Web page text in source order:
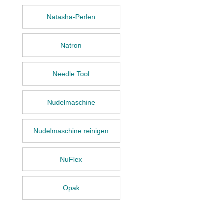
Natasha-Perlen
Natron
Needle Tool
Nudelmaschine
Nudelmaschine reinigen
NuFlex
Opak